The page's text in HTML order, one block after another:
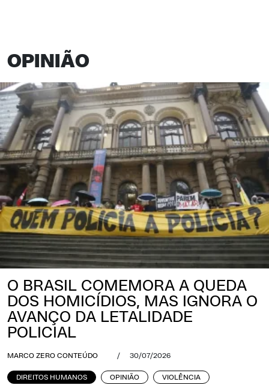
OPINIÃO
O BRASIL COMEMORA A QUEDA
DOS HOMICÍDIOS, MAS IGNORA O
AVANÇO DA LETALIDADE
POLICIAL
MARCO ZERO CONTEÚDO / 30/07/2026
DIREITOS HUMANOS OPINIÃO VIOLÊNCIA